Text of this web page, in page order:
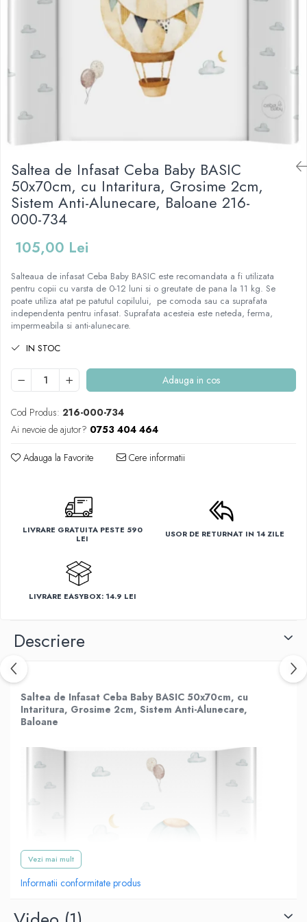
Olite tip scaunel simple
Reductoare antiderapante
Reductoare moi
Seturi cadite 86 cm
Seturi cadite 92 cm
Seturi cadite anatomice
Suporti anatomici plastic
Suporti anatomici textili
Suporti metalici cadite
Mese de infasat pliabile
Mese de infasat Ultra Light 50x70
Patuturi pliabile
Sisteme de siguranta copii
Tampoane postnatale
Tampoane si protectii silicon
Saltea de Infasat Ceba Baby BASIC
50x70cm, cu Intaritura, Grosime 2cm,
Sistem Anti-Alunecare, Baloane 216-
000-734
105,00 Lei
Salteaua de infasat Ceba Baby BASIC este recomandata a fi utilizata
pentru copii cu varsta de 0-12 luni si o greutate de pana la 11 kg. Se
poate utiliza atat pe patutul copilului, pe comoda sau ca suprafata
independenta pentru infasat. Suprafata acesteia este neteda, ferma,
impermeabila si anti-alunecare.
IN STOC
Adauga in cos
Cod Produs: 216-000-734
Ai nevoie de ajutor? 0753 404 464
Adauga la Favorite Cere informatii
LIVRARE GRATUITA PESTE 590
LEI
USOR DE RETURNAT IN 14 ZILE
LIVRARE EASYBOX: 14.9 LEI
Descriere
Saltea de Infasat Ceba Baby BASIC 50x70cm, cu
Intaritura, Grosime 2cm, Sistem Anti-Alunecare,
Baloane
Vezi mai mult
Informatii conformitate produs